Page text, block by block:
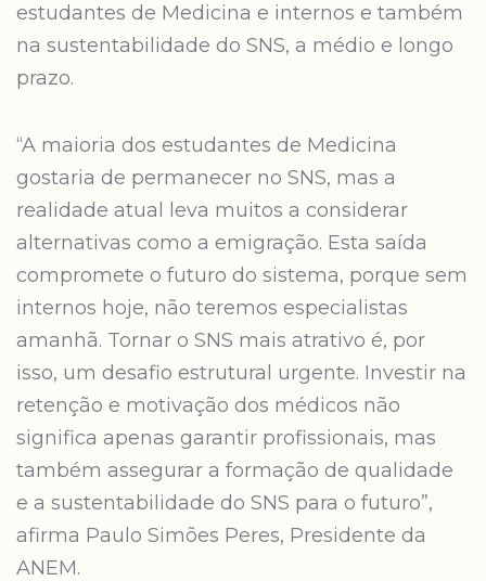
estudantes de Medicina e internos e também
na sustentabilidade do SNS, a médio e longo
prazo.
“A maioria dos estudantes de Medicina
gostaria de permanecer no SNS, mas a
realidade atual leva muitos a considerar
alternativas como a emigração. Esta saída
compromete o futuro do sistema, porque sem
internos hoje, não teremos especialistas
amanhã. Tornar o SNS mais atrativo é, por
isso, um desafio estrutural urgente. Investir na
retenção e motivação dos médicos não
significa apenas garantir profissionais, mas
também assegurar a formação de qualidade
e a sustentabilidade do SNS para o futuro”,
afirma Paulo Simões Peres, Presidente da
ANEM.